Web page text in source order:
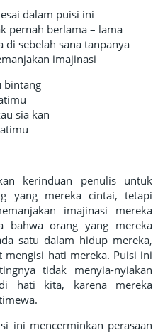
dalam puisi ini
pernah berlama – lama
di sebelah sana tanpanya
imajinasi
bintang
sia kan
kerinduan penulis untuk
yang mereka cintai, tetapi
imajinasi mereka
bahwa orang yang mereka
satu dalam hidup mereka,
mengisi hati mereka. Puisi ini
tidak menyia-nyiakan
hati kita, karena mereka
ini mencerminkan perasaan